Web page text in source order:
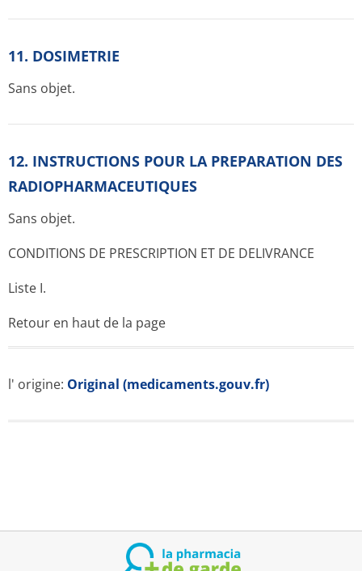
11. DOSIMETRIE
Sans objet.
12. INSTRUCTIONS POUR LA PREPARATION DES
RADIOPHARMACE­UTIQUES
Sans objet.
CONDITIONS DE PRESCRIPTION ET DE DELIVRANCE
Liste I.
Retour en haut de la page
l' origine: Original (medicaments.gouv.fr)